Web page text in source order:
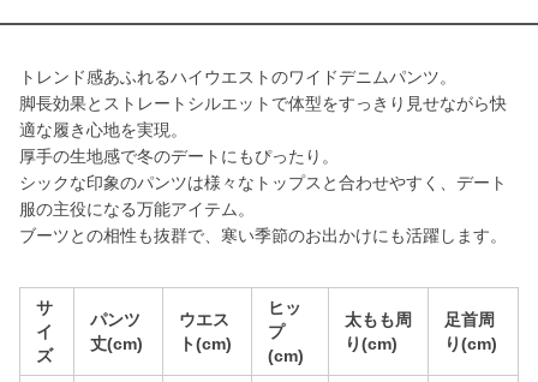
トレンド感あふれるハイウエストのワイドデニムパンツ。
脚長効果とストレートシルエットで体型をすっきり見せながら快
適な履き心地を実現。
厚手の生地感で冬のデートにもぴったり。
シックな印象のパンツは様々なトップスと合わせやすく、デート
服の主役になる万能アイテム。
ブーツとの相性も抜群で、寒い季節のお出かけにも活躍します。
サ
イ
ズ
パンツ
丈(cm)
ウエス
ト(cm)
ヒッ
プ
(cm)
太もも周
り(cm)
足首周
り(cm)